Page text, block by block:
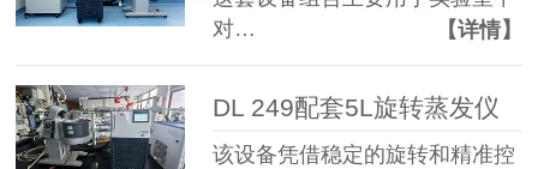
对…
【详情】
DL 249配套5L旋转蒸发仪
该设备凭借稳定的旋转和精准控